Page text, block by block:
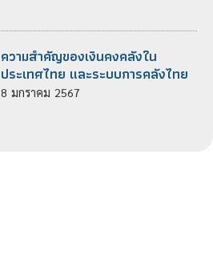
ความสำคัญของเงินคงคลังใน
ประเทศไทย และระบบการคลังไทย
8 มกราคม 2567